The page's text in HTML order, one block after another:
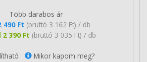
Több darabos ár
490 Ft (bruttó 3 162 Ft) / db
2 390 Ft (bruttó 3 035 Ft) / db
Mikor kapom meg?